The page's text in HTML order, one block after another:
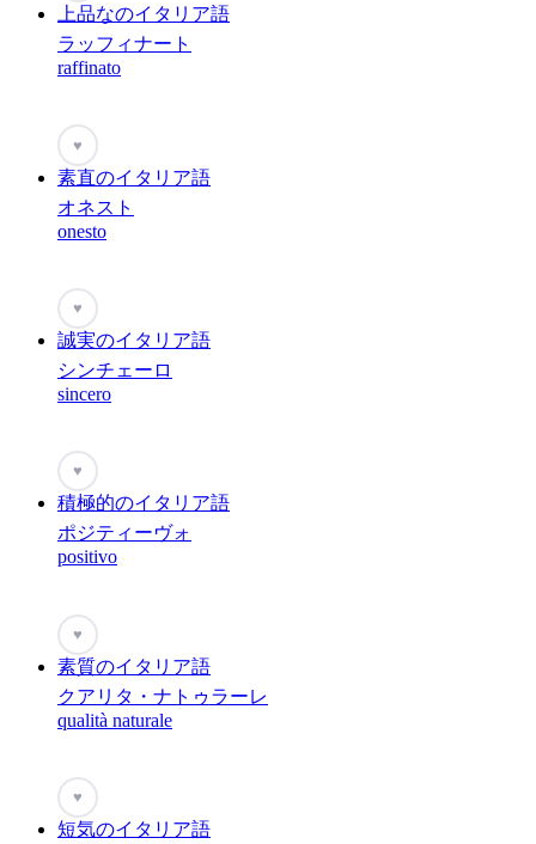
上品なのイタリア語
ラッフィナート
raffinato
♥
素直のイタリア語
オネスト
onesto
♥
誠実のイタリア語
シンチェーロ
sincero
♥
積極的のイタリア語
ポジティーヴォ
positivo
♥
素質のイタリア語
クアリタ・ナトゥラーレ
qualità naturale
♥
短気のイタリア語